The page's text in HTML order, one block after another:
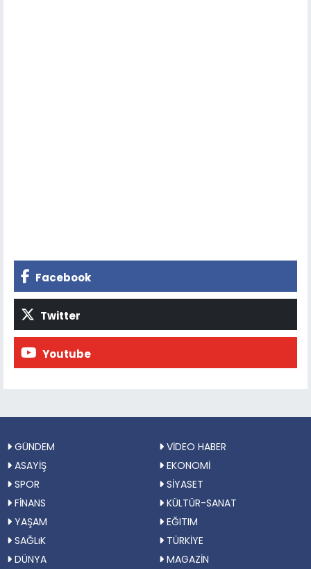
Facebook
Twitter
Youtube
GÜNDEM
VİDEO HABER
ASAYİŞ
EKONOMİ
SPOR
SİYASET
FİNANS
KÜLTÜR-SANAT
YAŞAM
EĞITIM
SAĞLıK
TÜRKİYE
DÜNYA
MAGAZİN